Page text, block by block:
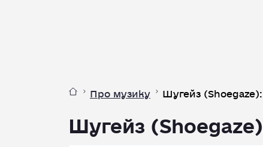
Про музику Шугейз
Шугейз